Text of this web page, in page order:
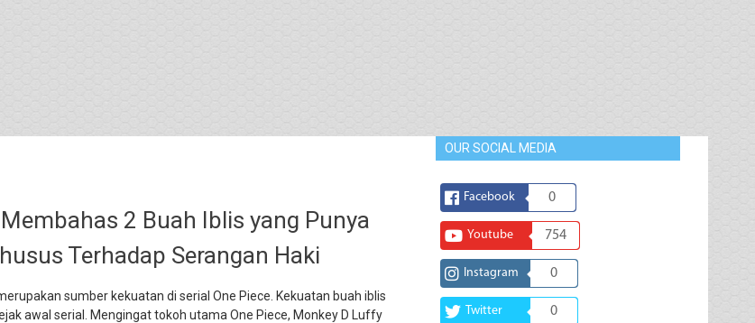
2 Buah Iblis yang Punya
Terhadap Serangan Haki
sumber kekuatan di serial One Piece. Kekuatan buah iblis
awal serial. Mengingat tokoh utama One Piece, Monkey D Luffy
OUR SOCIAL MEDIA
Facebook 0
Youtube 754
Instagram 0
Twitter 0